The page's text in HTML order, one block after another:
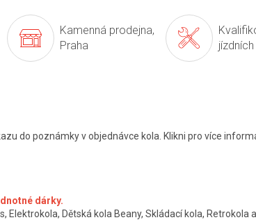
Kamenná prodejna,
Praha
do poznámky v objednávce kola. Klikni pro více
dárky.
Elektrokola, Dětská kola Beany, Skládací kola, Retrokola